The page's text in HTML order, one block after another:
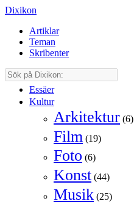
Dixikon
Artiklar
Teman
Skribenter
Essäer
Kultur
Arkitektur (6)
Film (19)
Foto (6)
Konst (44)
Musik (25)